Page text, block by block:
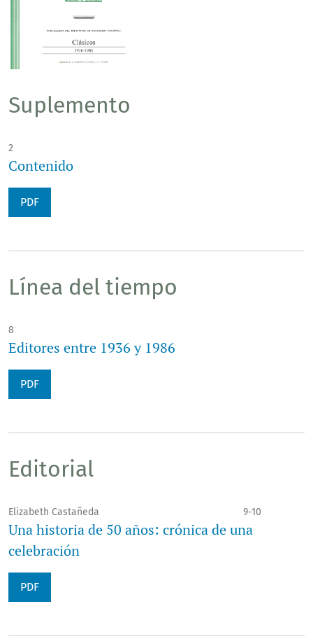
Suplemento
2
Contenido
PDF
Línea del tiempo
8
Editores entre 1936 y 1986
PDF
Editorial
Elizabeth Castañeda 9-10
Una historia de 50 años: crónica de una
celebración
PDF